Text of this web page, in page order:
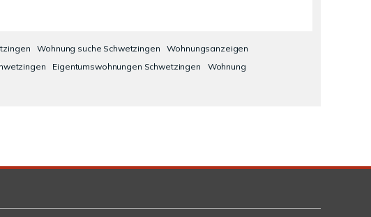
Wohnung suche Schwetzingen
Wohnungsanzeigen
Eigentumswohnungen Schwetzingen
Wohnung